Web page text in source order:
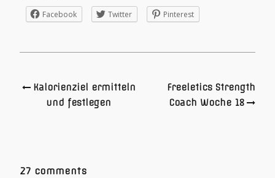
Facebook Twitter Pinterest
Kalorienziel ermitteln
und festlegen
Freeletics Strength
Coach Woche 18
27 comments